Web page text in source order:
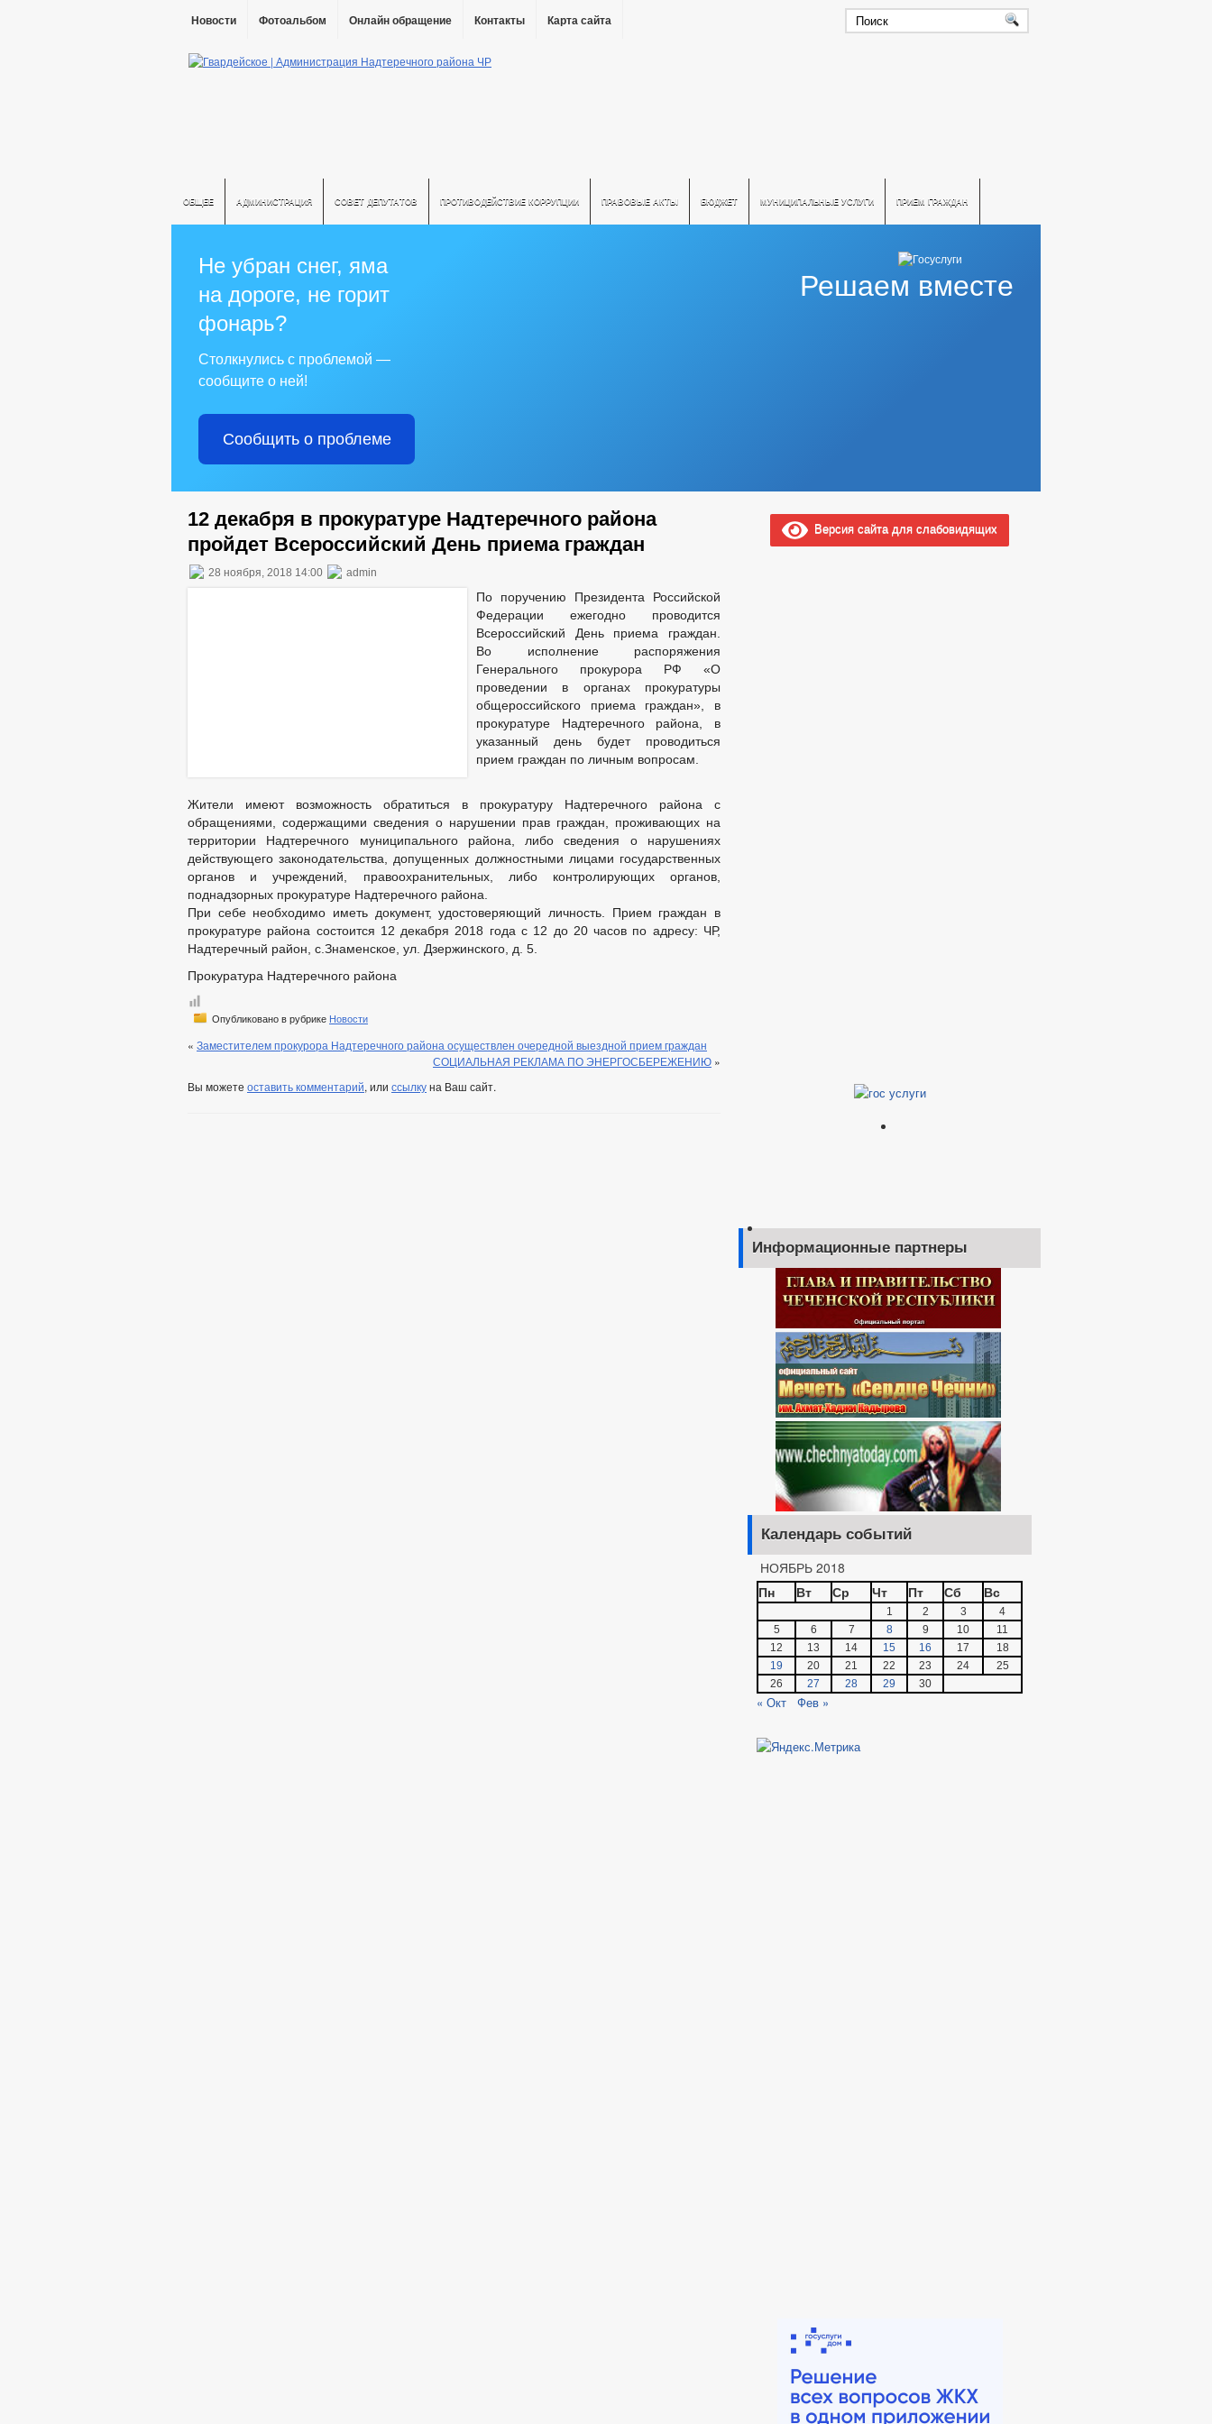
Новости Фотоальбом Онлайн обращение Контакты Карта сайта
ОБЩЕЕ АДМИНИСТРАЦИЯ СОВЕТ ДЕПУТАТОВ ПРОТИВОДЕЙСТВИЕ КОРРУПЦИИ ПРАВОВЫЕ АКТЫ БЮДЖЕТ МУНИЦИПАЛЬНЫЕ УСЛУГИ ПРИЕМ ГРАЖДАН
Решаем вместе
Не убран снег, яма
на дороге, не горит
фонарь?
Столкнулись с проблемой —
сообщите о ней!
Сообщить о проблеме
12 декабря в прокуратуре Надтеречного района
пройдет Всероссийский День приема граждан
28 ноября, 2018 14:00 admin
По поручению Президента Российской
Федерации ежегодно проводится
Всероссийский День приема граждан.
Во исполнение распоряжения
Генерального прокурора РФ «О
проведении в органах прокуратуры
общероссийского приема граждан», в
прокуратуре Надтеречного района, в
указанный день будет проводиться
прием граждан по личным вопросам.
Жители имеют возможность обратиться в прокуратуру Надтеречного района с
обращениями, содержащими сведения о нарушении прав граждан, проживающих на
территории Надтеречного муниципального района, либо сведения о нарушениях
действующего законодательства, допущенных должностными лицами государственных
органов и учреждений, правоохранительных, либо контролирующих органов,
поднадзорных прокуратуре Надтеречного района.
При себе необходимо иметь документ, удостоверяющий личность. Прием граждан в
прокуратуре района состоится 12 декабря 2018 года с 12 до 20 часов по адресу: ЧР,
Надтеречный район, с.Знаменское, ул. Дзержинского, д. 5.
Прокуратура Надтеречного района
Опубликовано в рубрике Новости
« Заместителем прокурора Надтеречного района осуществлен очередной выездной прием граждан
СОЦИАЛЬНАЯ РЕКЛАМА ПО ЭНЕРГОСБЕРЕЖЕНИЮ »
Вы можете оставить комментарий, или ссылкуна Ваш сайт.
Версия сайта для слабовидящих
Информационные партнеры
Календарь событий
НОЯБРЬ 2018
Пн
Вт Ср Чт Пт Сб Вс
1 2 3
4
5
6 7 8 9 10
11
12
13 14 15 16 17
18
19
20 21 22 23 24
25
26
27 28 29 30
« Окт Фев »